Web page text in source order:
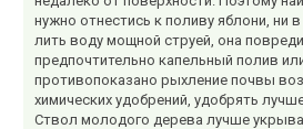
нужно отнестись к поливу яблони, ни
лить воду мощной струей, она
предпочтительно капельный полив
противопоказано рыхление почвы
химических удобрений, удобрять
Ствол молодого дерева лучше